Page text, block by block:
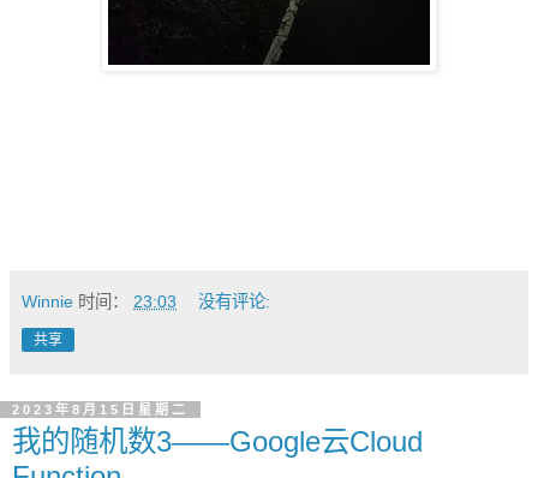
Winnie 时间： 23:03 没有评论:
共享
2023年8月15日星期二
我的随机数3——Google云Cloud